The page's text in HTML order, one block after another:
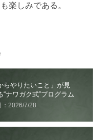
楽しみである。
らやりたいこと」が見
“ナワガク式”プログラム
：2026/7/28